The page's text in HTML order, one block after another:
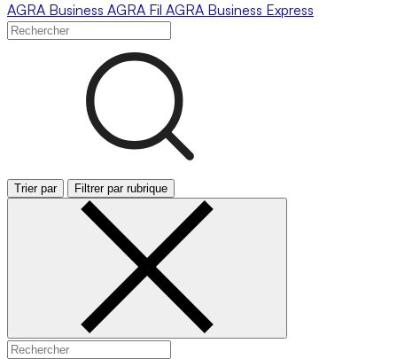
AGRA Business AGRA Fil AGRA Business Express
Trier par Filtrer par rubrique